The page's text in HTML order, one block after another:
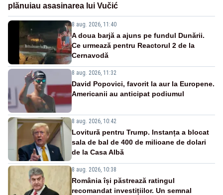
plănuiau asasinarea lui Vučić
8 aug. 2026, 11:40
A doua barjă a ajuns pe fundul Dunării.
Ce urmează pentru Reactorul 2 de la
Cernavodă
8 aug. 2026, 11:32
David Popovici, favorit la aur la Europene.
Americanii au anticipat podiumul
8 aug. 2026, 10:42
Lovitură pentru Trump. Instanța a blocat
sala de bal de 400 de milioane de dolari
de la Casa Albă
8 aug. 2026, 10:38
România își păstrează ratingul
recomandat investițiilor. Un semnal